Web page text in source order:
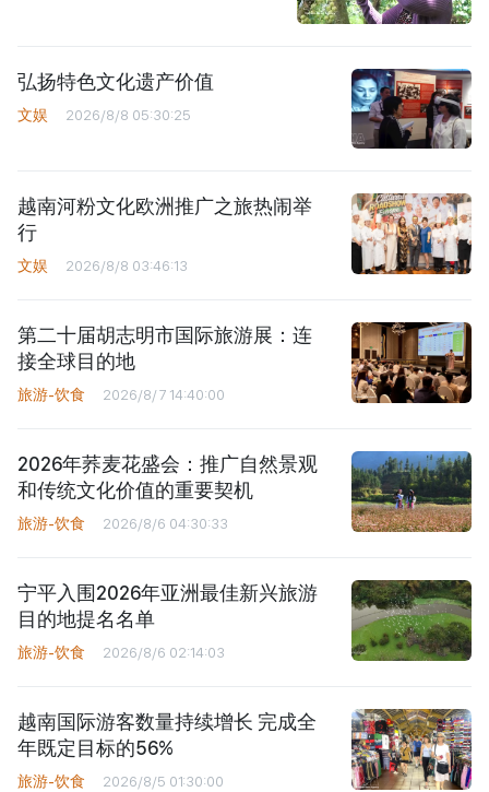
弘扬特色文化遗产价值
文娱 2026/8/8 05:30:25
越南河粉文化欧洲推广之旅热闹举
行
文娱 2026/8/8 03:46:13
第二十届胡志明市国际旅游展：连
接全球目的地
旅游-饮食 2026/8/7 14:40:00
2026年荞麦花盛会：推广自然景观
和传统文化价值的重要契机
旅游-饮食 2026/8/6 04:30:33
宁平入围2026年亚洲最佳新兴旅游
目的地提名名单
旅游-饮食 2026/8/6 02:14:03
越南国际游客数量持续增长 完成全
年既定目标的56%
旅游-饮食 2026/8/5 01:30:00